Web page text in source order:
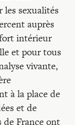
les sexualités
auprès
intérieur
et pour tous
vivante,
à la place de
et de
de France ont